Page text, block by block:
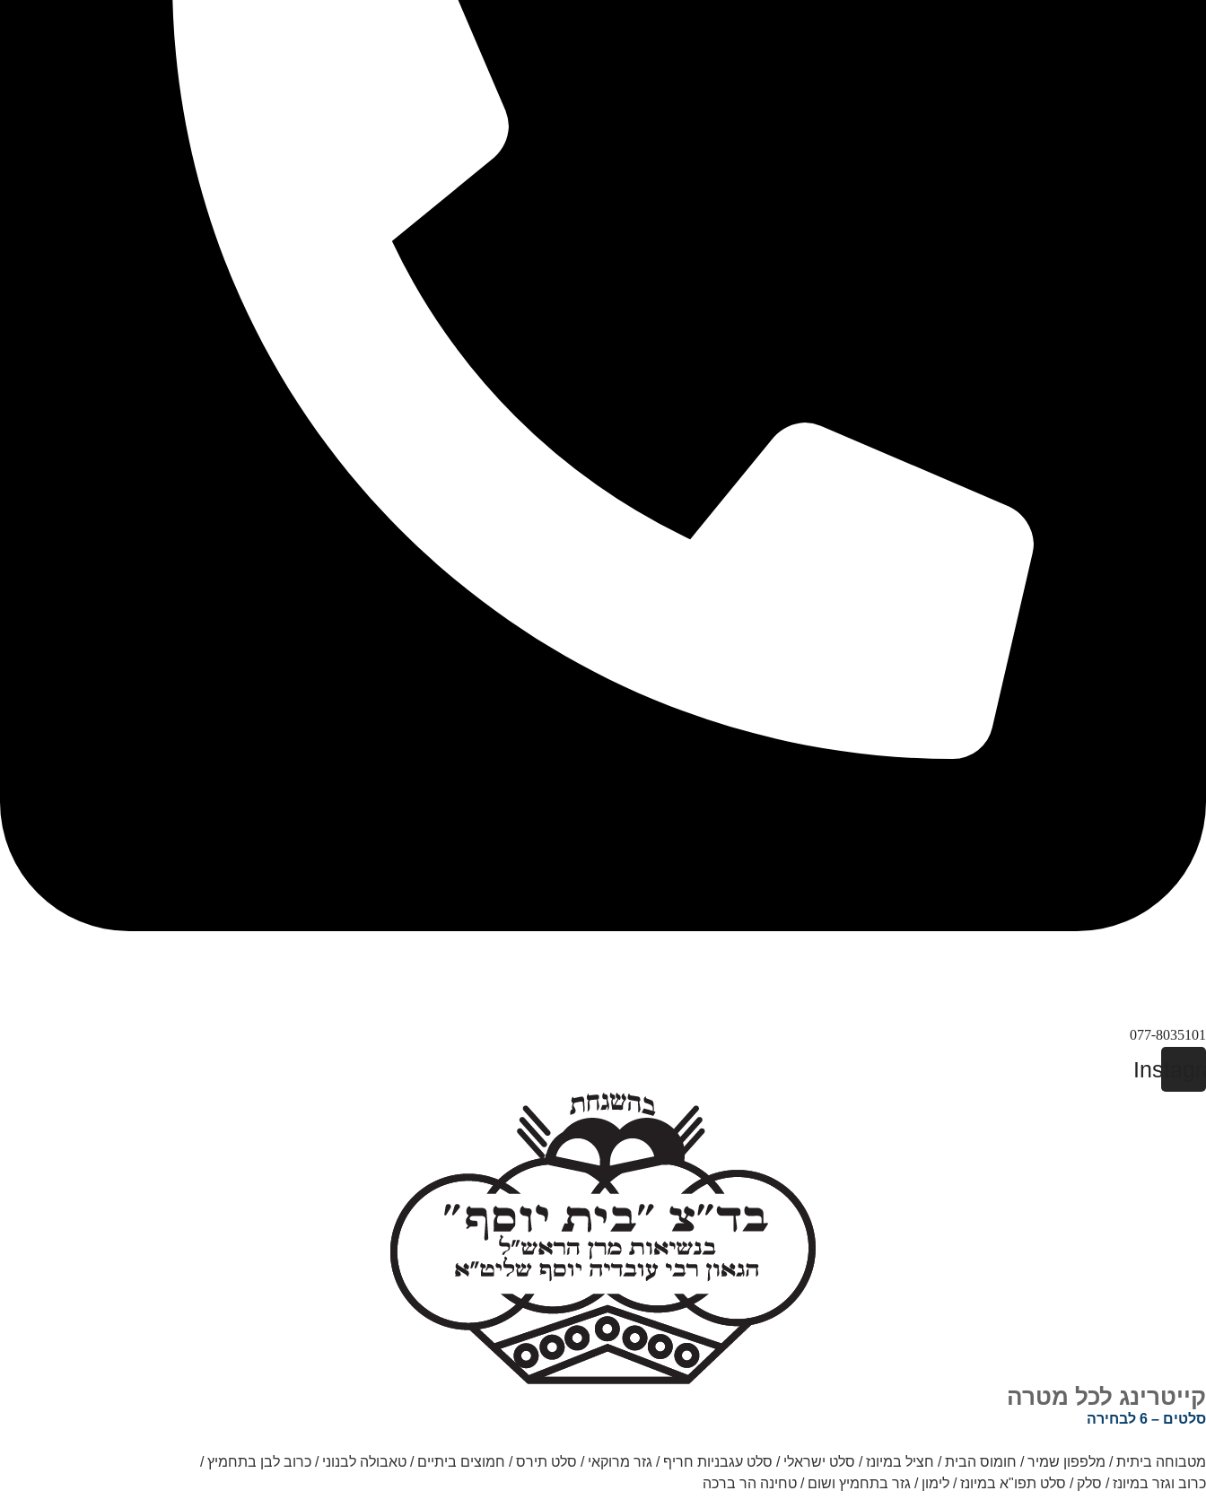
077-8035101
קייטרינג לכל מטרה
סלטים – 6 לבחירה
מטבוחה ביתית / מלפפון שמיר / חומוס הבית / חציל במיונז / סלט ישראלי / סלט עגבניות חריף / גזר מרוקאי / סלט תירס / חמוצים ביתיים / טאבולה לבנוני / כרוב לבן בתחמיץ /
כרוב וגזר במיונז / סלק / סלט תפו"א במיונז / לימון / גזר בתחמיץ ושום / טחינה הר ברכה